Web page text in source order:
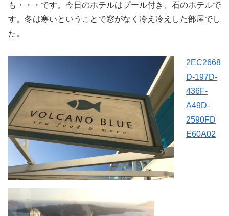
も・・・です。今日のホテルはプール付き、石のホテルで
す。冬は寒いということで窓がなく冷え冷えした部屋でし
た。
2EC2668
D-197D-
436F-
A49D-
2590FD
E60A02